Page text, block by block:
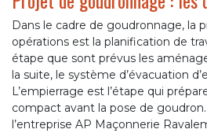
Dans le cadre de goudronnage, la
opérations est la planification de
étape que sont prévus les
la suite, le système d’évacuation
L’empierrage est l’étape qui
compact avant la pose de
l’entreprise AP Maçonnerie